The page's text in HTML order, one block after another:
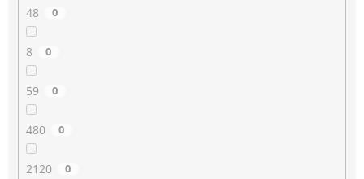
48 0
8 0
59 0
480 0
2120 0